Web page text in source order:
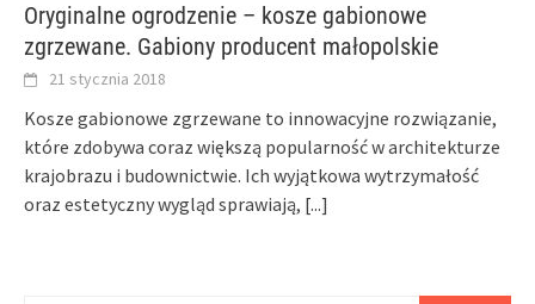
Oryginalne ogrodzenie – kosze gabionowe
zgrzewane. Gabiony producent małopolskie
21 stycznia 2018
Kosze gabionowe zgrzewane to innowacyjne rozwiązanie,
które zdobywa coraz większą popularność w architekturze
krajobrazu i budownictwie. Ich wyjątkowa wytrzymałość
oraz estetyczny wygląd sprawiają, [...]